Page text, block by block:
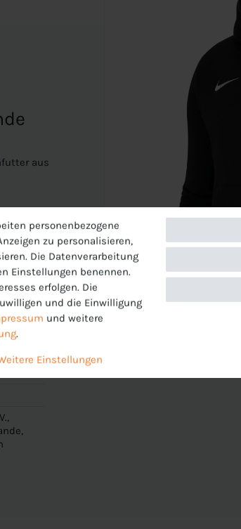
aus
personenbezogene
zu personalisieren,
Die Datenverarbeitung
Einstellungen benennen.
erfolgen. Die
und die Einwilligung
und weitere
.
Einstellungen